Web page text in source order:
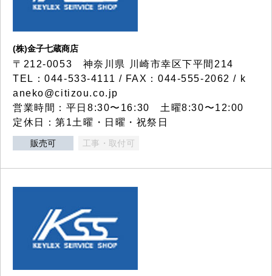
(株)金子七蔵商店
〒212-0053 神奈川県 川崎市幸区下平間214
TEL：044-533-4111 / FAX：044-555-2062 / k
aneko@citizou.co.jp
営業時間：平日8:30〜16:30 土曜8:30〜12:00
定休日：第1土曜・日曜・祝祭日
販売可 工事・取付可